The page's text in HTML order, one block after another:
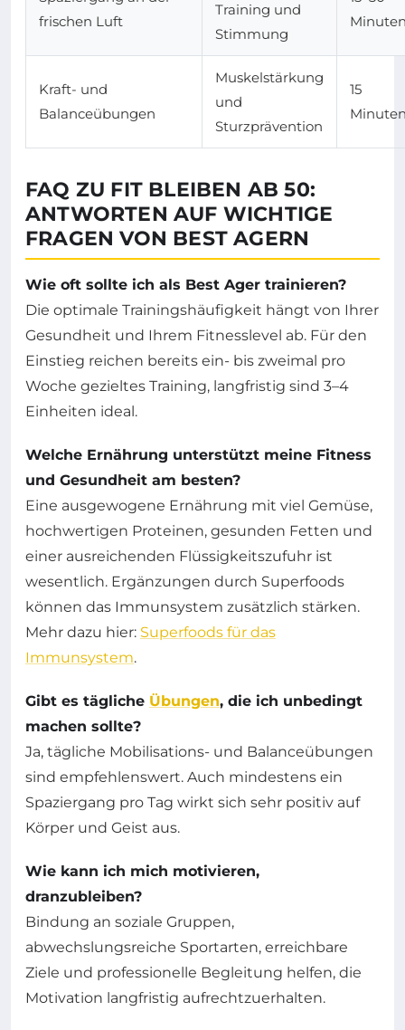
frischen Luft
Training und
Stimmung
Kraft- und
Balanceübungen
Muskelstärkung
und
Sturzprävention
15
FAQ ZU FIT BLEIBEN AB 50:
ANTWORTEN AUF WICHTIGE
FRAGEN VON BEST AGERN
Wie oft sollte ich als Best Ager trainieren?
Die optimale Trainingshäufigkeit hängt von Ihrer
Gesundheit und Ihrem Fitnesslevel ab. Für den
Einstieg reichen bereits ein- bis zweimal pro
Woche gezieltes Training, langfristig sind 3–4
Einheiten ideal.
Welche Ernährung unterstützt meine Fitness
und Gesundheit am besten?
Eine ausgewogene Ernährung mit viel Gemüse,
hochwertigen Proteinen, gesunden Fetten und
einer ausreichenden Flüssigkeitszufuhr ist
wesentlich. Ergänzungen durch Superfoods
können das Immunsystem zusätzlich stärken.
Mehr dazu hier: Superfoods für das
Immunsystem.
Gibt es tägliche Übungen, die ich unbedingt
machen sollte?
Ja, tägliche Mobilisations- und Balanceübungen
sind empfehlenswert. Auch mindestens ein
Spaziergang pro Tag wirkt sich sehr positiv auf
Körper und Geist aus.
Wie kann ich mich motivieren,
dranzubleiben?
Bindung an soziale Gruppen,
abwechslungsreiche Sportarten, erreichbare
Ziele und professionelle Begleitung helfen, die
Motivation langfristig aufrechtzuerhalten.